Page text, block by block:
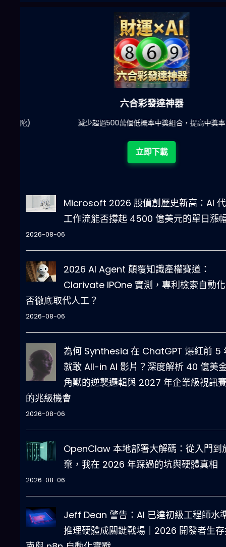
六合彩發達神器
減少超過500萬個低概率中獎組合，提高中獎率
立即下載
Microsoft 2026 股價創歷史新高：AI
工作流能否撐起 4500 億美元的單日漲
2026-08-06
2026 AI Agent 顛覆知識產權賽道：
Clarivate IPOne 實測，專利檢索自動
否徹底取代人工？
2026-08-06
為何 Synthesia 在 ChatGPT 爆紅前 5
就敢 All-in AI 影片？深度解析 40 億美
角獸的逆襲邏輯與 2027 年企業級視訊
的兆級機會
2026-08-06
OpenClaw 本地部署大解碼：從入門到
棄，我在 2026 年踩過的坑與硬體真相
2026-08-06
Jeff Dean 警告：AI 已達初級工程師水
推理硬體成關鍵戰場｜2026 開發者生